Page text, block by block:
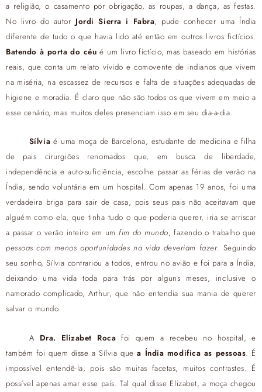
a religião, o casamento por obrigação, as roupas, a dança, as festas.
No livro do autor Jordi Sierra i Fabra, pude conhecer uma Índia
diferente de tudo o que havia lido até então em outros livros fictícios.
Batendo à porta do céu é um livro fictício, mas baseado em histórias
reais, que conta um relato vívido e comovente de indianos que vivem
na miséria, na escassez de recursos e falta de situações adequadas de
higiene e moradia. É claro que não são todos os que vivem em meio a
esse cenário, mas muitos deles presenciam isso em seu dia-a-dia.
Sílvia é uma moça de Barcelona, estudante de medicina e filha
de pais cirurgiões renomados que, em busca de liberdade,
independência e auto-suficiência, escolhe passar as férias de verão na
Índia, sendo voluntária em um hospital. Com apenas 19 anos, foi uma
verdadeira briga para sair de casa, pois seus pais não aceitavam que
alguém como ela, que tinha tudo o que poderia querer, iria se arriscar
a passar o verão inteiro em um fim do mundo, fazendo o trabalho que
pessoas com menos oportunidades na vida deveriam fazer. Seguindo
seu sonho, Sílvia contrariou a todos, entrou no avião e foi para a Índia,
deixando uma vida toda para trás por alguns meses, inclusive o
namorado complicado, Arthur, que não entendia sua mania de querer
salvar o mundo.
A Dra. Elizabet Roca foi quem a recebeu no hospital, e
também foi quem disse a Sílvia quea Índia modifica as pessoas. É
impossível entendê-la, pois são muitas facetas, muitos contrastes. É
possível apenas amar esse país. Tal qual disse Elizabet, a moça chegou